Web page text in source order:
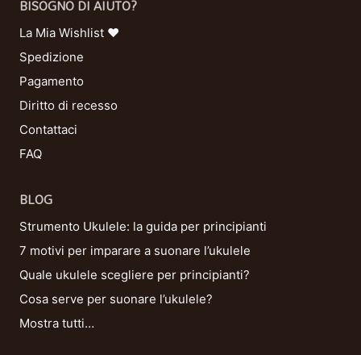
BISOGNO DI AIUTO?
La Mia Wishlist ❤
Spedizione
Pagamento
Diritto di recesso
Contattaci
FAQ
BLOG
Strumento Ukulele: la guida per principianti
7 motivi per imparare a suonare l’ukulele
Quale ukulele scegliere per principianti?
Cosa serve per suonare l’ukulele?
Mostra tutti…